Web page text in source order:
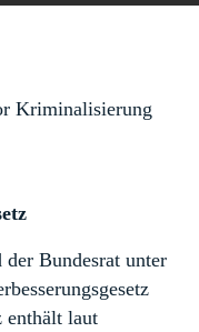
Kriminalisierung
Bundesrat unter
enthält laut